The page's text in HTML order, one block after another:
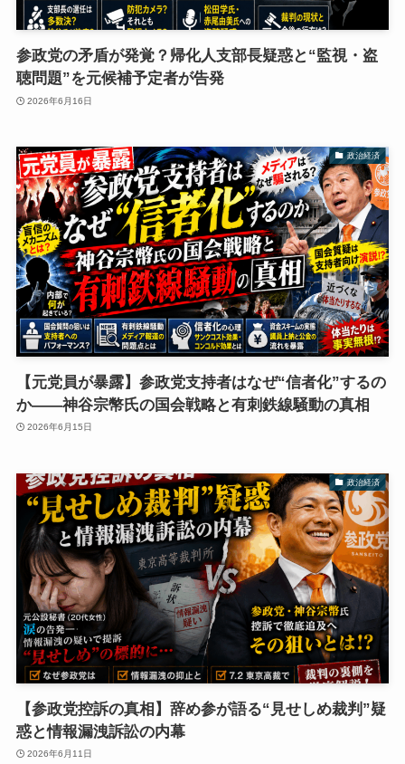
参政党の矛盾が発覚？帰化人支部長疑惑と“監視・盗
聴問題”を元候補予定者が告発
2026年6月16日
政治経済
【元党員が暴露】参政党支持者はなぜ“信者化”するの
か――神谷宗幣氏の国会戦略と有刺鉄線騒動の真相
2026年6月15日
政治経済
【参政党控訴の真相】辞め参が語る“見せしめ裁判”疑
惑と情報漏洩訴訟の内幕
2026年6月11日